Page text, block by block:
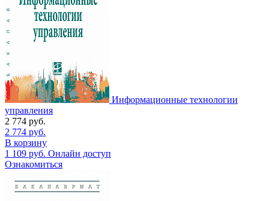
Информационные технологии
управления
2 774 руб.
2 774 руб.
В корзину
1 109 руб. Онлайн доступ
Ознакомиться